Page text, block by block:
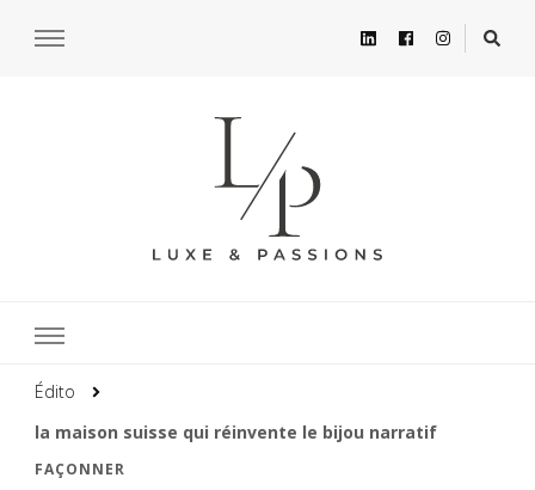
Édito
la maison suisse qui réinvente le bijou narratif
FAÇONNER